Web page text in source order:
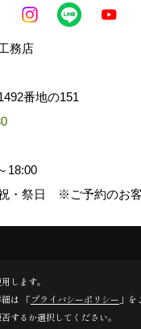
務店
番地の151
18:00
・祭日 ※ご予約のお
All Rights Reserved.
リエイト
します。
は 「プライバシーポリシー 」を
するか選択してください。